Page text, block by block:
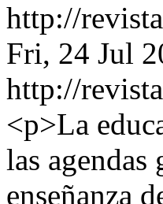
http://
Fri, 24 Jul
http://
<p>La
las agendas
enseñanza